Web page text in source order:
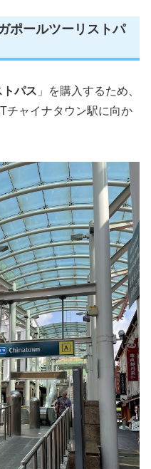
ポールツーリストパ
パス 」を購入するため、
チャイナタウン駅に向か